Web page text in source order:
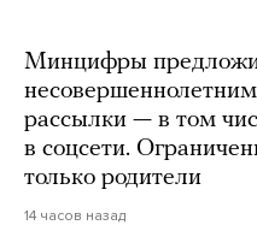
Минцифры
рассылки — в том
в соцсети.
только родители
14 часов назад